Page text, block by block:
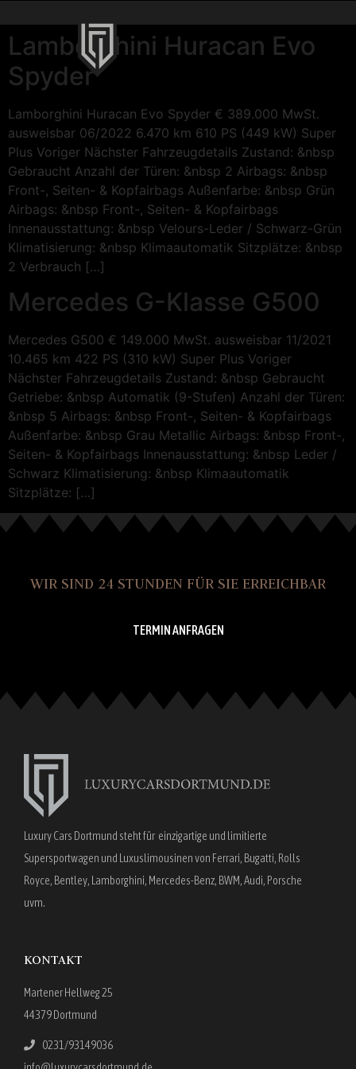
Lamborghini Huracan Evo
Spyder
Lamborghini Huracan Evo Spyder € 389.000 MwSt.
ausweisbar 06/2022 6.470 km 610 PS (449 kW) Super
Plus Voriger Nächster Fahrzeugdetails Zustand: &nbsp
Gebraucht Anzahl der Türen: &nbsp 2 Airbags: &nbsp
Front-, Seiten- & Kopfairbags Außenfarbe: &nbsp Grün
Airbags: &nbsp Front-, Seiten- & Kopfairbags
Innenausstattung: &nbsp Velours-Leder / Schwarz-Grün
Klimatisierung: &nbsp Klimaautomatik Sitzplätze: &nbsp
2 Verbrauch […]
Mercedes G-Klasse G500
Mercedes G500 € 149.000 MwSt. ausweisbar 11/2021
10.465 km 422 PS (310 kW) Super Plus Voriger
Nächster Fahrzeugdetails Zustand: &nbsp Gebraucht
Getriebe: &nbsp Automatik (9-Stufen) Anzahl der Türen:
&nbsp 5 Airbags: &nbsp Front-, Seiten- & Kopfairbags
Außenfarbe: &nbsp Grau Metallic Airbags: &nbsp Front-,
Seiten- & Kopfairbags Innenausstattung: &nbsp Leder /
Schwarz Klimatisierung: &nbsp Klimaautomatik
Sitzplätze: […]
WIR SIND 24 STUNDEN FÜR SIE ERREICHBAR
TERMIN ANFRAGEN
Luxury Cars Dortmund steht für einzigartige und limitierte
Supersportwagen und Luxuslimousinen von Ferrari, Bugatti, Rolls
Royce, Bentley, Lamborghini, Mercedes-Benz, BWM, Audi, Porsche
uvm.
KONTAKT
Martener Hellweg 25
44379 Dortmund
0231/93149036